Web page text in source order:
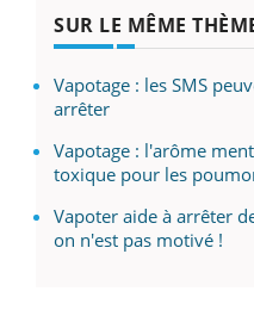
SUR LE MÊME
Vapotage : les SMS
arrêter
Vapotage : l'arôme
toxique pour les
Vapoter aide à arrêter
on n'est pas motivé !